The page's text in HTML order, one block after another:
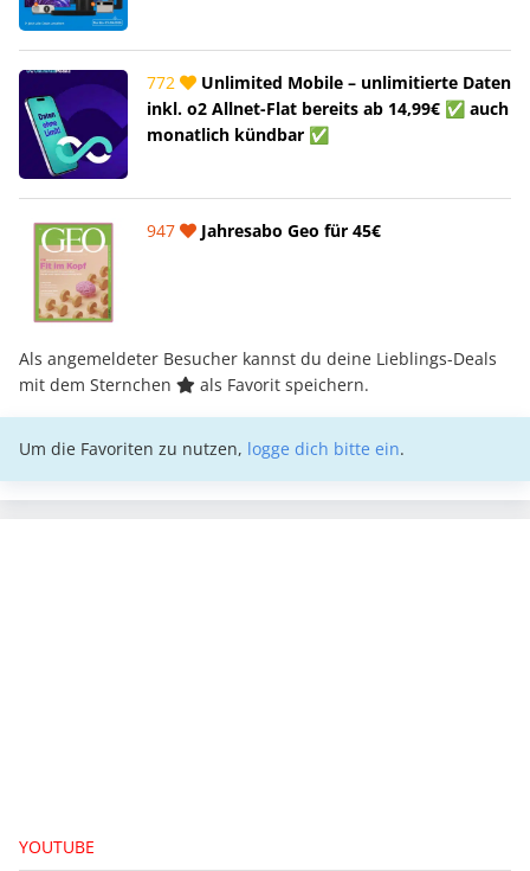
772
Unlimited Mobile – unlimitierte Daten
inkl. o2 Allnet-Flat bereits ab 14,99€ ✅ auch
monatlich kündbar ✅
947 Jahresabo Geo für 45€
Als angemeldeter Besucher kannst du deine Lieblings-Deals
mit dem Sternchen
als Favorit speichern.
Um die Favoriten zu nutzen, logge dich bitte ein.
YOUTUBE